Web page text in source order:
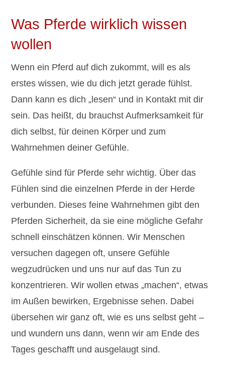
Was Pferde wirklich wissen
wollen
Wenn ein Pferd auf dich zukommt, will es als
erstes wissen, wie du dich jetzt gerade fühlst.
Dann kann es dich „lesen“ und in Kontakt mit dir
sein. Das heißt, du brauchst Aufmerksamkeit für
dich selbst, für deinen Körper und zum
Wahrnehmen deiner Gefühle.
Gefühle sind für Pferde sehr wichtig. Über das
Fühlen sind die einzelnen Pferde in der Herde
verbunden. Dieses feine Wahrnehmen gibt den
Pferden Sicherheit, da sie eine mögliche Gefahr
schnell einschätzen können. Wir Menschen
versuchen dagegen oft, unsere Gefühle
wegzudrücken und uns nur auf das Tun zu
konzentrieren. Wir wollen etwas „machen“, etwas
im Außen bewirken, Ergebnisse sehen. Dabei
übersehen wir ganz oft, wie es uns selbst geht –
und wundern uns dann, wenn wir am Ende des
Tages geschafft und ausgelaugt sind.